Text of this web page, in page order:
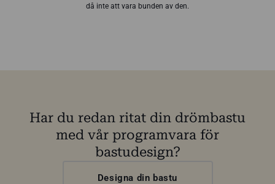
då inte att vara bunden av den.
Har du redan ritat din drömbastu
med vår programvara för
bastudesign?
Designa din bastu